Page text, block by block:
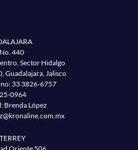
440
Sector Hidalgo
Guadalajara, Jalisco
33 3826-6757
0964
Brenda López